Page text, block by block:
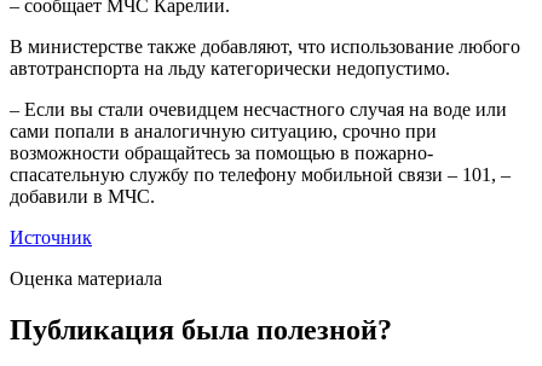
– сообщает МЧС Карелии.
В министерстве также добавляют, что использование любого
автотранспорта на льду категорически недопустимо.
– Если вы стали очевидцем несчастного случая на воде или
сами попали в аналогичную ситуацию, срочно при
возможности обращайтесь за помощью в пожарно-
спасательную службу по телефону мобильной связи – 101, –
добавили в МЧС.
Источник
Оценка материала
Публикация была полезной?